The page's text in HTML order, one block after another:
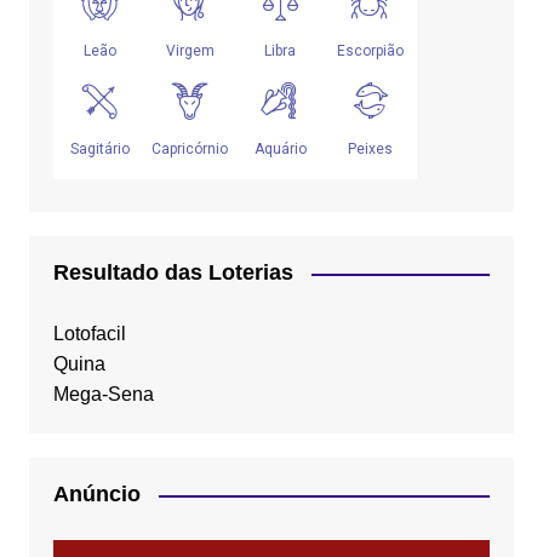
Resultado das Loterias
Lotofacil
Quina
Mega-Sena
Anúncio